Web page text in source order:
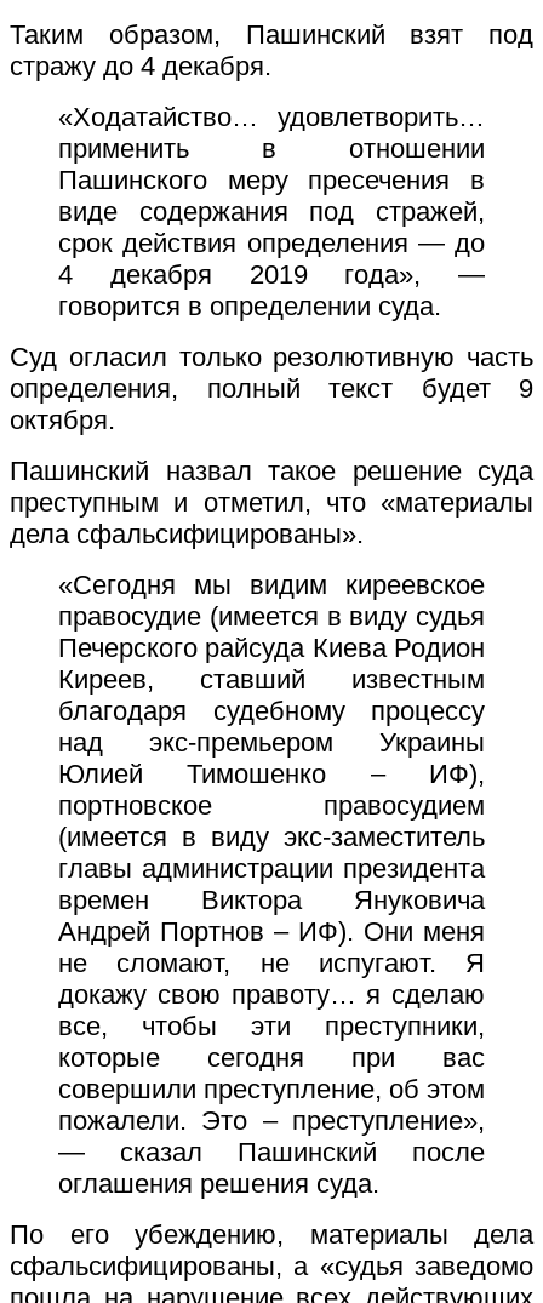
Таким образом, Пашинский взят под
стражу до 4 декабря.
«Ходатайство… удовлетворить…
применить в отношении
Пашинского меру пресечения в
виде содержания под стражей,
срок действия определения — до
4 декабря 2019 года», —
говорится в определении суда.
Суд огласил только резолютивную часть
определения, полный текст будет 9
октября.
Пашинский назвал такое решение суда
преступным и отметил, что «материалы
дела сфальсифицированы».
«Сегодня мы видим киреевское
правосудие (имеется в виду судья
Печерского райсуда Киева Родион
Киреев, ставший известным
благодаря судебному процессу
над экс-премьером Украины
Юлией Тимошенко – ИФ),
портновское правосудием
(имеется в виду экс-заместитель
главы администрации президента
времен Виктора Януковича
Андрей Портнов – ИФ). Они меня
не сломают, не испугают. Я
докажу свою правоту… я сделаю
все, чтобы эти преступники,
которые сегодня при вас
совершили преступление, об этом
пожалели. Это – преступление»,
— сказал Пашинский после
оглашения решения суда.
По его убеждению, материалы дела
сфальсифицированы, а «судья заведомо